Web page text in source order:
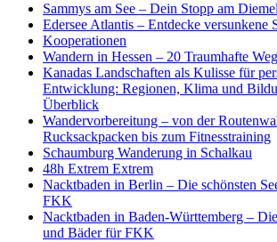
Sammys am See – Dein Stopp am
Edersee Atlantis – Entdecke versunkene
Kooperationen
Wandern in Hessen – 20 Traumhafte
Kanadas Landschaften als Kulisse für
Entwicklung: Regionen, Klima und
Überblick
Wandervorbereitung – von der
Rucksackpacken bis zum Fitnesstraining
Schaumburg Wanderung in Schalkau
48h Extrem Extrem
Nacktbaden in Berlin – Die schönsten
FKK
Nacktbaden in Baden-Württemberg –
und Bäder für FKK